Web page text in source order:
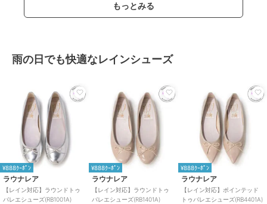
もっとみる
雨の日でも快適なレインシューズ
¥888ｸｰﾎﾟﾝ
ラウナレア
【レイン対応】ラウンドトゥ
バレエシューズ(RB1001A)
¥888ｸｰﾎﾟﾝ
ラウナレア
【レイン対応】ラウンドトゥ
バレエシューズ(RB1401A)
¥888ｸｰﾎﾟﾝ
ラウナレア
【レイン対応】ポインテッド
トゥバレエシューズ(RB4401A)